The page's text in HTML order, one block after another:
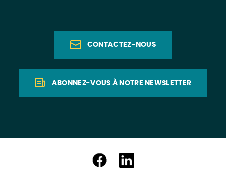
CONTACTEZ-NOUS
ABONNEZ-VOUS À NOTRE NEWSLETTER